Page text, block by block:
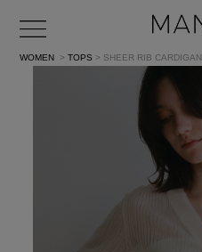
WOMEN >TOPS > SHEER RIB CARDIGAN